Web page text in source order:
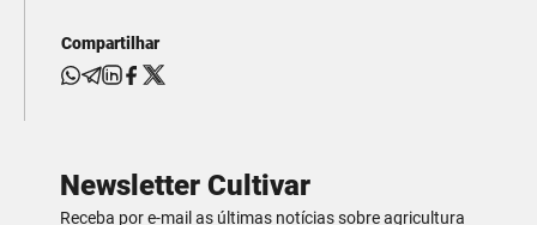
Compartilhar
Newsletter Cultivar
Receba por e-mail as últimas notícias sobre agricultura